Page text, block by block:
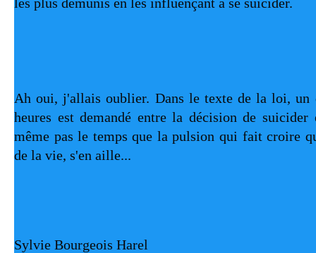
Ah oui, j'allais oublier. Dans le texte de la loi, un
heures est demandé entre la décision de suicider
même pas le temps que la pulsion qui fait croire
de la vie, s'en aille...
Sylvie Bourgeois Harel